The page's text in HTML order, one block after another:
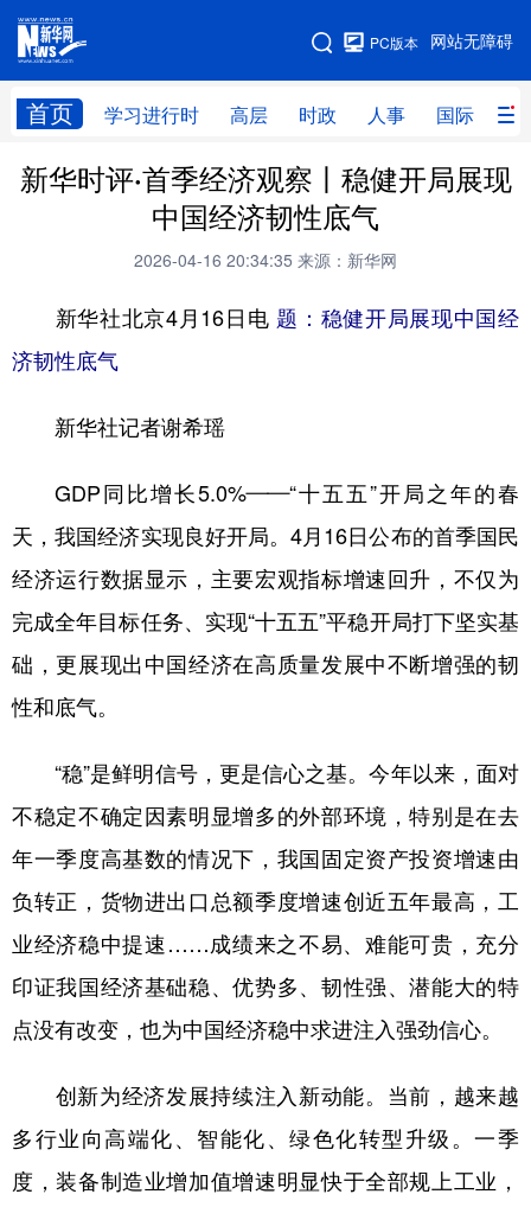
网站无障碍
PC版本
首页 学习进行时 高层 时政 人事 国际 财
网站地图
学习进行时 高层 时政 人事
财经 网评
科技 科创 量子 体育
访谈 视频
食品 人居 信息化 数字经济
学术中国 乡村振兴 银龄 溯源中国
城市 旅游 能源 会展
彩票 娱乐 时尚 悦读
文化产业
地方频道
北京 天津 河北 山西
浙江 安徽 福建 江西
新华时评·首季经济观察丨稳健开局展现
中国经济韧性底气
2026-04-16 20:34:35 来源：新华网
新华社北京4月16日电 题：稳健开局展现中国经
济韧性底气
新华社记者谢希瑶
GDP同比增长5.0%——“十五五”开局之年的春
天，我国经济实现良好开局。4月16日公布的首季国民
经济运行数据显示，主要宏观指标增速回升，不仅为
完成全年目标任务、实现“十五五”平稳开局打下坚实基
础，更展现出中国经济在高质量发展中不断增强的韧
性和底气。
“稳”是鲜明信号，更是信心之基。今年以来，面对
不稳定不确定因素明显增多的外部环境，特别是在去
年一季度高基数的情况下，我国固定资产投资增速由
负转正，货物进出口总额季度增速创近五年最高，工
业经济稳中提速……成绩来之不易、难能可贵，充分
印证我国经济基础稳、优势多、韧性强、潜能大的特
点没有改变，也为中国经济稳中求进注入强劲信心。
创新为经济发展持续注入新动能。当前，越来越
多行业向高端化、智能化、绿色化转型升级。一季
度，装备制造业增加值增速明显快于全部规上工业，